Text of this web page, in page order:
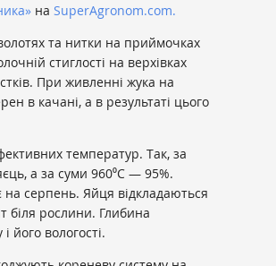
на SuperAgronom.com.
та нитки на приймочках
стиглості на верхівках
При живленні жука на
в качані, а в результаті цього
температур. Так, за
а за суми 960⁰С — 95%.
на серпень. Яйця відкладаються
біля рослини. Глибина
його вологості.